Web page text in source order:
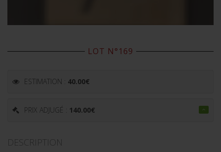
LOT N°169
ESTIMATION : 40.00€
PRIX ADJUGÉ : 140.00€
DESCRIPTION